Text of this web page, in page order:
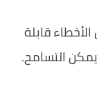
قابلة
التسامح.